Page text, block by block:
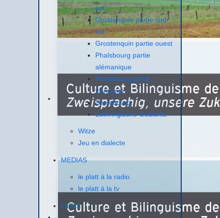
est
Grostenquin partie sud-
est
Grostenquin partie ouest
Phalsbourg partie
alémanique
Phalsbourg partie
francique
Sarrebourg
Lothringische Gedichte
Witze
Jeu en dialecte
MEDIAS
le platt à la radio
le platt à la tv
LIENS